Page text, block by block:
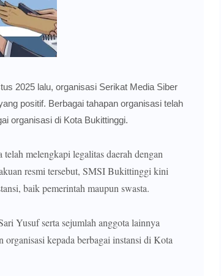
2025 lalu, organisasi Serikat Media Siber
positif. Berbagai tahapan organisasi telah
organisasi di Kota Bukittinggi.
melengkapi legalitas daerah dengan
resmi tersebut, SMSI Bukittinggi kini
baik pemerintah maupun swasta.
Yusuf serta sejumlah anggota lainnya
kepada berbagai instansi di Kota